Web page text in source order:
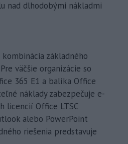
nad dlhodobými nákladmi
základného
väčšie organizácie so
365 E1 a balíka Office
náklady zabezpečuje e-
licencií Office LTSC
alebo PowerPoint
riešenia predstavuje